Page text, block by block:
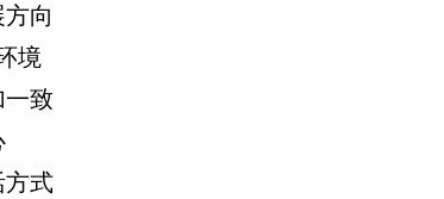
向
境
一致
方式